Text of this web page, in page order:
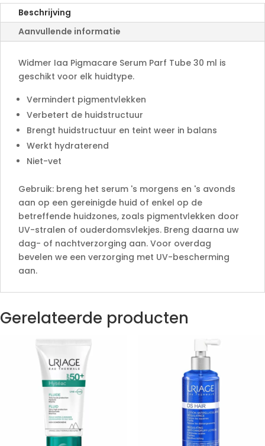
a
t
Beschrijving
Aanvullende informatie
Widmer Iaa Pigmacare Serum Parf Tube 30 ml is
geschikt voor elk huidtype.
Vermindert pigmentvlekken
Verbetert de huidstructuur
Brengt huidstructuur en teint weer in balans
Werkt hydraterend
Niet-vet
Gebruik: breng het serum 's morgens en 's avonds
aan op een gereinigde huid of enkel op de
betreffende huidzones, zoals pigmentvlekken door
UV-stralen of ouderdomsvlekjes. Breng daarna uw
dag- of nachtverzorging aan. Voor overdag
bevelen we een verzorging met UV-bescherming
aan.
Gerelateerde producten